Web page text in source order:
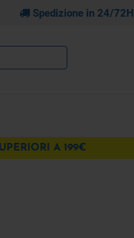
Spedizione in 24/72H
A 199€